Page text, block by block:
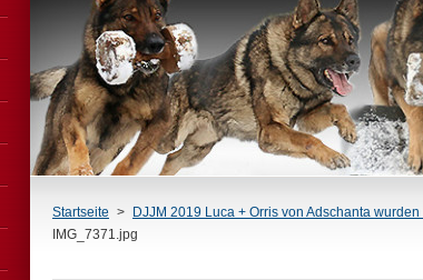
Startseite > DJJM 2019 Luca + Orris von Adschanta
IMG_7371.jpg